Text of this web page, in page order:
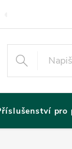
Odstoupení od
pro